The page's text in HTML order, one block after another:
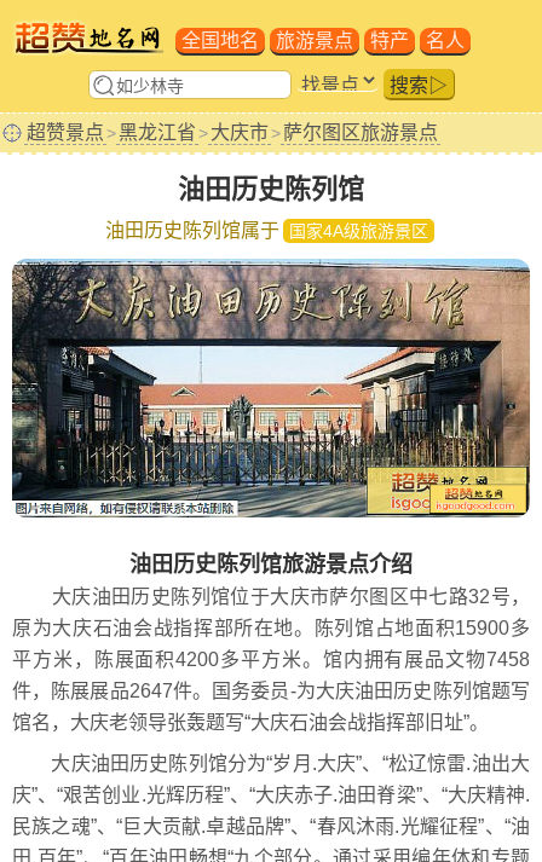
全国地名 旅游景点 特产 名人
搜索▷
超赞景点>黑龙江省>大庆市>萨尔图区旅游景点
油田历史陈列馆
油田历史陈列馆属于 国家4A级旅游景区
油田历史陈列馆旅游景点介绍
大庆油田历史陈列馆位于大庆市萨尔图区中七路32号，
原为大庆石油会战指挥部所在地。陈列馆占地面积15900多
平方米，陈展面积4200多平方米。馆内拥有展品文物7458
件，陈展展品2647件。国务委员-为大庆油田历史陈列馆题写
馆名，大庆老领导张轰题写“大庆石油会战指挥部旧址”。
大庆油田历史陈列馆分为“岁月.大庆”、“松辽惊雷.油出大
庆”、“艰苦创业.光辉历程”、“大庆赤子.油田脊梁”、“大庆精神.
民族之魂”、“巨大贡献.卓越品牌”、“春风沐雨.光耀征程”、“油
田.百年”、“百年油田畅想“九个部分。通过采用编年体和专题